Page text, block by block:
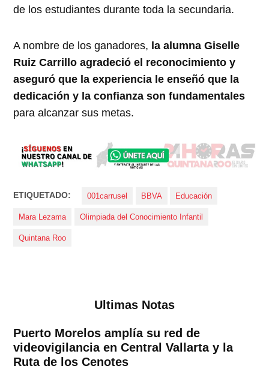
de los estudiantes durante toda la secundaria.
A nombre de los ganadores, la alumna Giselle
Ruiz Carrillo agradeció el reconocimiento y
aseguró que la experiencia le enseñó que la
dedicación y la confianza son fundamentales
para alcanzar sus metas.
ETIQUETADO: 001carrusel BBVA Educación
Mara Lezama Olimpiada del Conocimiento Infantil
Quintana Roo
Ultimas Notas
Puerto Morelos amplía su red de
videovigilancia en Central Vallarta y la
Ruta de los Cenotes